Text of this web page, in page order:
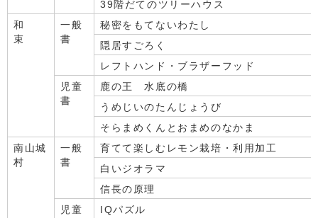
39階だてのツリーハウス
和
束
一般
書
秘密をもてないわたし
隠居すごろく
レフトハンド・ブラザーフッド
児童
書
鹿の王 水底の橋
うめじいのたんじょうび
そらまめくんとおまめのなかま
南山城
村
一般
書
育てて楽しむレモン栽培・利用加工
白いジオラマ
信長の原理
児童
IQパズル